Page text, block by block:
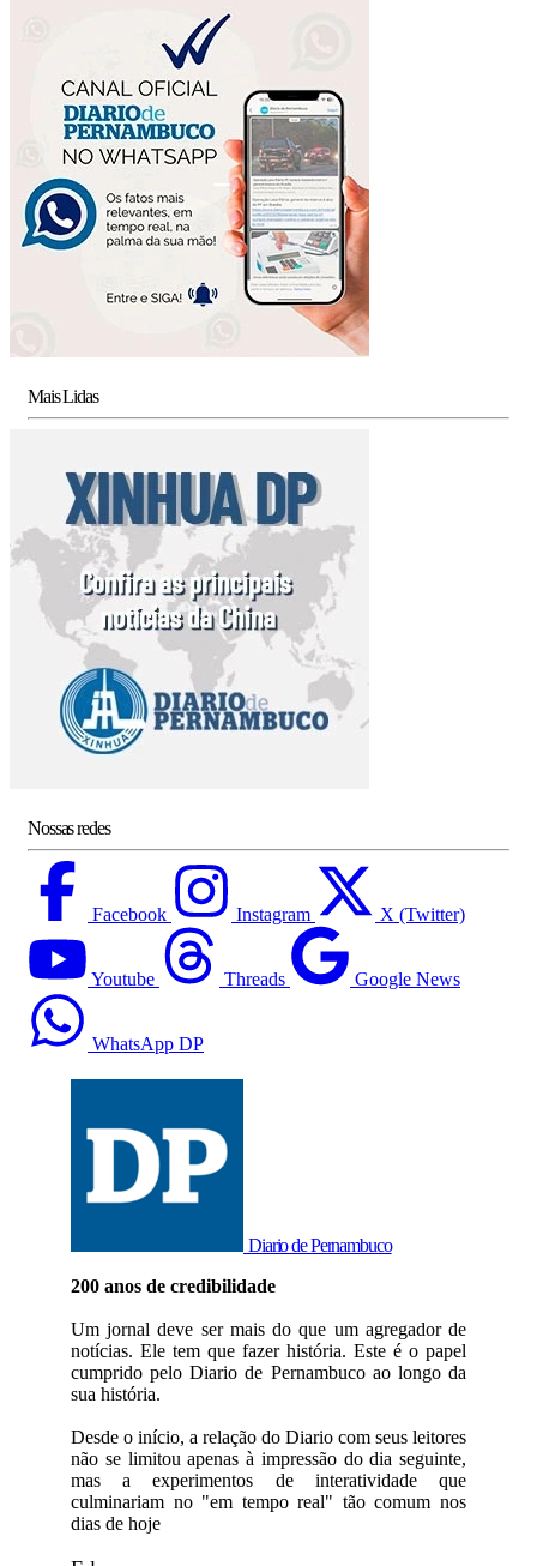
Mais Lidas
Nossas redes
Facebook Instagram X (Twitter)
Youtube Threads Google News
WhatsApp DP
Diario de Pernambuco
200 anos de credibilidade
Um jornal deve ser mais do que um agregador de
notícias. Ele tem que fazer história. Este é o papel
cumprido pelo Diario de Pernambuco ao longo da
sua história.
Desde o início, a relação do Diario com seus leitores
não se limitou apenas à impressão do dia seguinte,
mas a experimentos de interatividade que
culminariam no "em tempo real" tão comum nos
dias de hoje